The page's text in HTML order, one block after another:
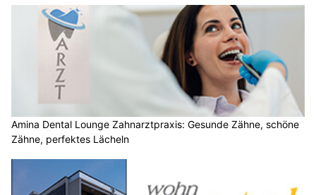
Amina Dental Lounge Zahnarztpraxis: Gesunde Zähne, schöne
Zähne, perfektes Lächeln